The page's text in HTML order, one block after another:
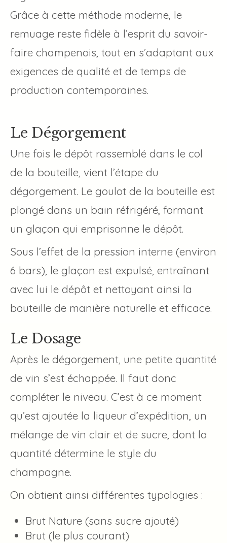
Grâce à cette méthode moderne, le
remuage reste fidèle à l’esprit du savoir-
faire champenois, tout en s’adaptant aux
exigences de qualité et de temps de
production contemporaines.
Le Dégorgement
Une fois le dépôt rassemblé dans le col
de la bouteille, vient l’étape du
dégorgement. Le goulot de la bouteille est
plongé dans un bain réfrigéré, formant
un glaçon qui emprisonne le dépôt.
Sous l’effet de la pression interne (environ
6 bars), le glaçon est expulsé, entraînant
avec lui le dépôt et nettoyant ainsi la
bouteille de manière naturelle et efficace.
Le Dosage
Après le dégorgement, une petite quantité
de vin s’est échappée. Il faut donc
compléter le niveau. C’est à ce moment
qu’est ajoutée la liqueur d’expédition, un
mélange de vin clair et de sucre, dont la
quantité détermine le style du
champagne.
On obtient ainsi différentes typologies :
Brut Nature (sans sucre ajouté)
Brut (le plus courant)